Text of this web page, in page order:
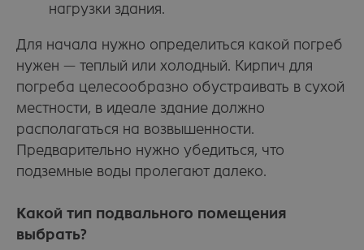
нагрузки здания.
Для начала нужно определиться какой погреб
нужен — теплый или холодный. Кирпич для
погреба целесообразно обустраивать в сухой
местности, в идеале здание должно
располагаться на возвышенности.
Предварительно нужно убедиться, что
подземные воды пролегают далеко.
Какой тип подвального помещения
выбрать?